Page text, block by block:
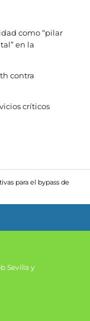
como “pilar
en la
contra
críticos
para el bypass de
Sevilla y